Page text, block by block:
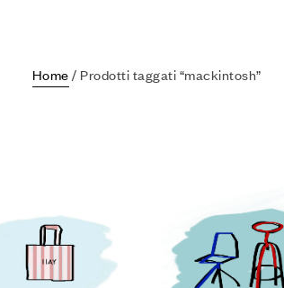
Home / Prodotti taggati “mackintosh”